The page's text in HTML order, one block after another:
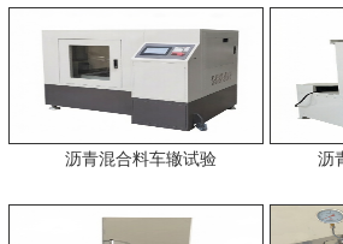
沥青混合料车辙试验 沥